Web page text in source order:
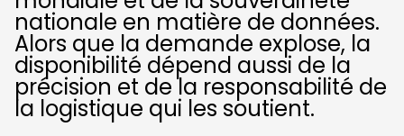
nationale en matière de données.
Alors que la demande explose, la
disponibilité dépend aussi de la
précision et de la responsabilité de
la logistique qui les soutient.